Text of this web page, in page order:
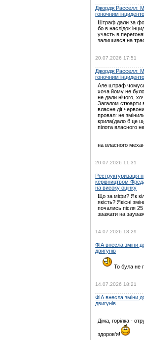
Джордж Расселл:
гоночним
Штраф дали за
бо в наслідок
участь в
залишився на
20.07.2026 17:51
Джордж Расселл:
гоночним
Але штраф чомусь
хоча йому не
не дали нічого,
Загалом стюарти
власне дії
провал: не
крила(дало б це
пілота власного
на власного
20.07.2026 11:31
Реструктуризація
керівництвом
на високу оцінку
Що за міфи? Як
якість? Якісні
почались після
зважати на
14.07.2026 18:29
ФІА внесла зміни
двигунів
То була не
14.07.2026 18:21
ФІА внесла зміни
двигунів
Діма, горілка -
здоров'я!